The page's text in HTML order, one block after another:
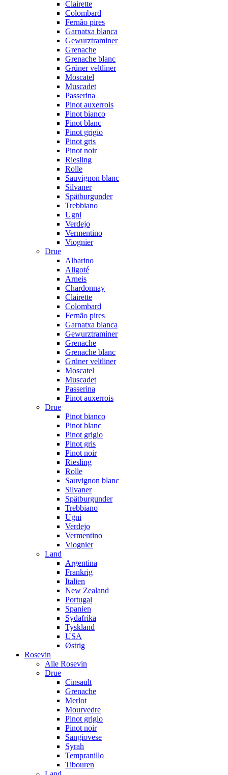
Clairette
Colombard
Fernão pires
Garnatxa blanca
Gewurztraminer
Grenache
Grenache blanc
Grüner veltliner
Moscatel
Muscadet
Passerina
Pinot auxerrois
Pinot bianco
Pinot blanc
Pinot grigio
Pinot gris
Pinot noir
Riesling
Rolle
Sauvignon blanc
Silvaner
Spätburgunder
Trebbiano
Ugni
Verdejo
Vermentino
Viognier
Drue
Albarino
Aligoté
Arneis
Chardonnay
Clairette
Colombard
Fernão pires
Garnatxa blanca
Gewurztraminer
Grenache
Grenache blanc
Grüner veltliner
Moscatel
Muscadet
Passerina
Pinot auxerrois
Drue
Pinot bianco
Pinot blanc
Pinot grigio
Pinot gris
Pinot noir
Riesling
Rolle
Sauvignon blanc
Silvaner
Spätburgunder
Trebbiano
Ugni
Verdejo
Vermentino
Viognier
Land
Argentina
Frankrig
Italien
New Zealand
Portugal
Spanien
Sydafrika
Tyskland
USA
Østrig
Rosevin
Alle Rosevin
Drue
Cinsault
Grenache
Merlot
Mourvedre
Pinot grigio
Pinot noir
Sangiovese
Syrah
Tempranillo
Tibouren